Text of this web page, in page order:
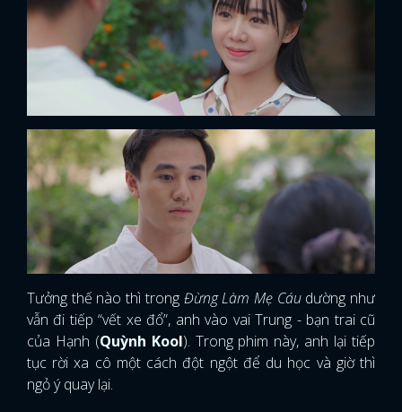
Tưởng thế nào thì trongĐừng Làm Mẹ Cáudường như
vẫn đi tiếp “vết xe đổ”, anh vào vai Trung - bạn trai cũ
của Hạnh (Quỳnh Kool). Trong phim này, anh lại tiếp
tục rời xa cô một cách đột ngột để du học và giờ thì
ngỏ ý quay lại.